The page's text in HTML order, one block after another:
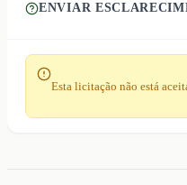
ENVIAR
Esta licitação não está